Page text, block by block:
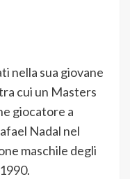
nella sua giovane
cui un Masters
giocatore a
Nadal nel
maschile degli